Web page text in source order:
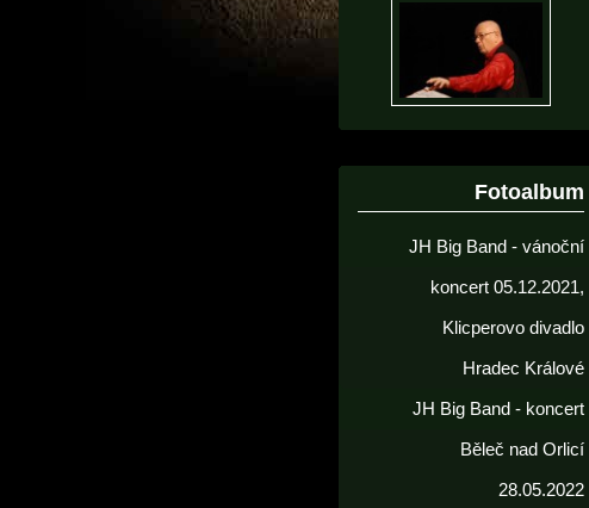
Fotoalbum
JH Big Band - vánoční
koncert 05.12.2021,
Klicperovo divadlo
Hradec Králové
JH Big Band - koncert
Běleč nad Orlicí
28.05.2022